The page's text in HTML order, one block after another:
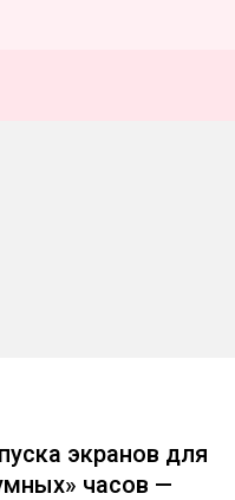
экранов для
часов —